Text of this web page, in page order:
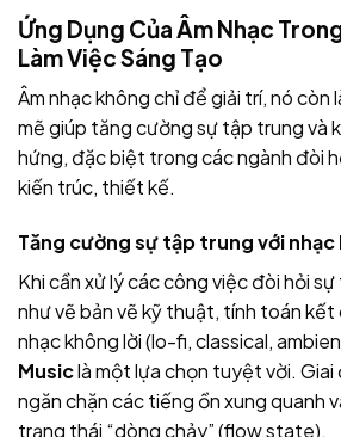
Ứng Dụng Của Âm Nhạc
Làm Việc Sáng Tạo
Âm nhạc không chỉ để giải trí, nó còn
mẽ giúp tăng cường sự tập trung và
hứng, đặc biệt trong các ngành đòi
kiến trúc, thiết kế.
Tăng cường sự tập trung với nhạc
Khi cần xử lý các công việc đòi hỏi
như vẽ bản vẽ kỹ thuật, tính toán kết
nhạc không lời (lo-fi, classical,
Musiclà một lựa chọn tuyệt vời. Giai
ngăn chặn các tiếng ồn xung quanh
trạng thái “dòng chảy” (flow state).